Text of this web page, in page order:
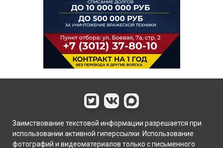
Заимствование текстовой информации разрешается при
использовании активной гиперссылки. Использование
фотографий и видеоматериалов только с письменного